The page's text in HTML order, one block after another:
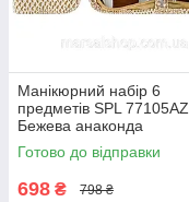
Манікюрний набір 6
предметів SPL 77105AZ
Бежева анаконда
Готово до відправки
698 ₴ 798 ₴